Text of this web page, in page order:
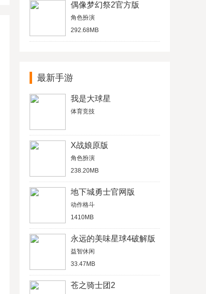
偶像梦幻祭2官方版
角色扮演
292.68MB
最新手游
我是大球星
体育竞技
X战娘原版
角色扮演
238.20MB
地下城勇士官网版
动作格斗
1410MB
永远的美味星球4破解版
益智休闲
33.47MB
苍之骑士团2